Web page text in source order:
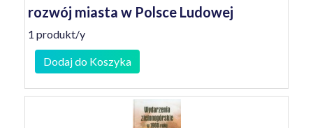
rozwój miasta w Polsce Ludowej
1 produkt/y
Dodaj do Koszyka